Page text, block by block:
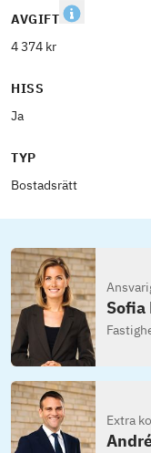
AVGIFT
4 374 kr
HISS
Ja
TYP
Bostadsrätt
Sofia
Extra